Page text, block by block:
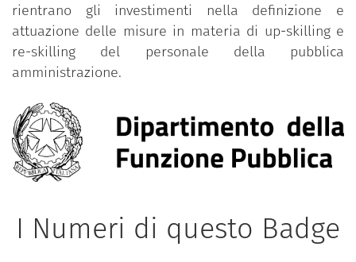
rientrano gli investimenti nella definizione e
attuazione delle misure in materia di up-skilling e
re-skilling del personale della pubblica
amministrazione.
I Numeri di questo Badge